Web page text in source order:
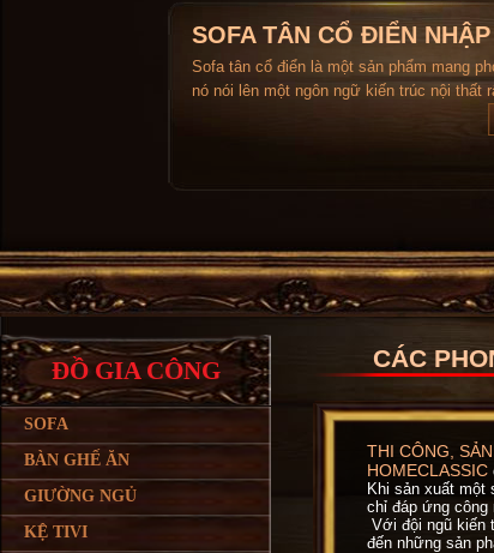
SOFA TÂN CỔ ĐIỂN
Sofa tân cổ điển là một sản phẩm mang
nó nói lên một ngôn ngữ kiến trúc nội thất
ĐỒ GIA CÔNG
SOFA
BÀN GHẾ ĂN
GIƯỜNG NGỦ
KỆ TIVI
CÁC
THI CÔNG,
HOMECLASSIC
Khi sản xuất một
chỉ đáp ứng công
Với đội ngũ kiến
đến những sản